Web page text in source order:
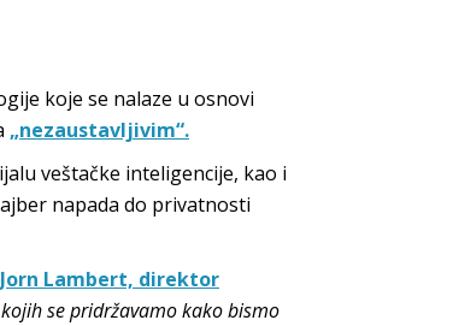
koje se nalaze u osnovi
„nezaustavljivim“.
veštačke inteligencije, kao i
napada do privatnosti
Jorn Lambert, direktor
se pridržavamo kako bismo